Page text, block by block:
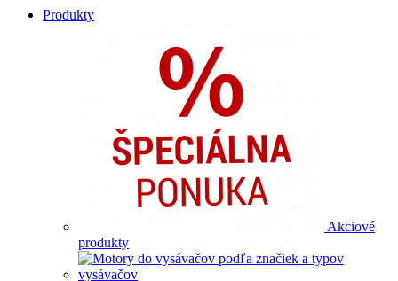
Produkty
Akciové
produkty